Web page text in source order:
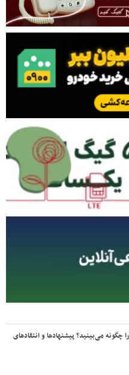
چگونه می‌بینید؟ پیشنهادها و انتقادهای